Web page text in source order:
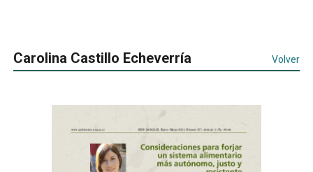
Carolina Castillo Echeverría Volver